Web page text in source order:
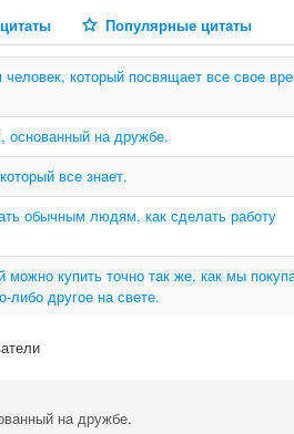
Популярные цитаты
который посвящает все свое
основанный на дружбе.
все знает.
обычным людям, как сделать работу
купить точно так же, как мы
другое на свете.
на дружбе.